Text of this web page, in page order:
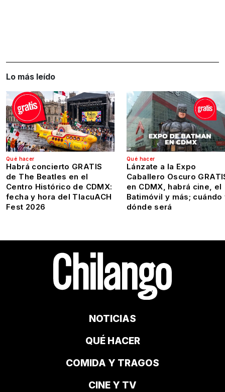
Lo más leído
Qué hacer
Habrá concierto GRATIS
de The Beatles en el
Centro Histórico de CDMX:
fecha y hora del TlacuACH
Fest 2026
Qué hacer
Lánzate a la Expo
Caballero Oscuro
en CDMX, habrá cine, el
Batimóvil y más; cuándo
dónde será
NOTICIAS
QUÉ HACER
COMIDA Y TRAGOS
CINE Y TV